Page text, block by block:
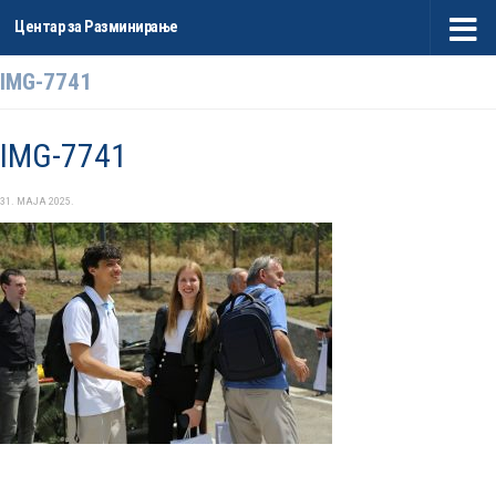
Skip to content
Центар за Разминирање
IMG-7741
IMG-7741
31. МАЈА 2025.